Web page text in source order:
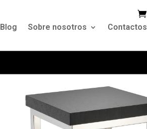
Blog Sobre nosotros Contactos
